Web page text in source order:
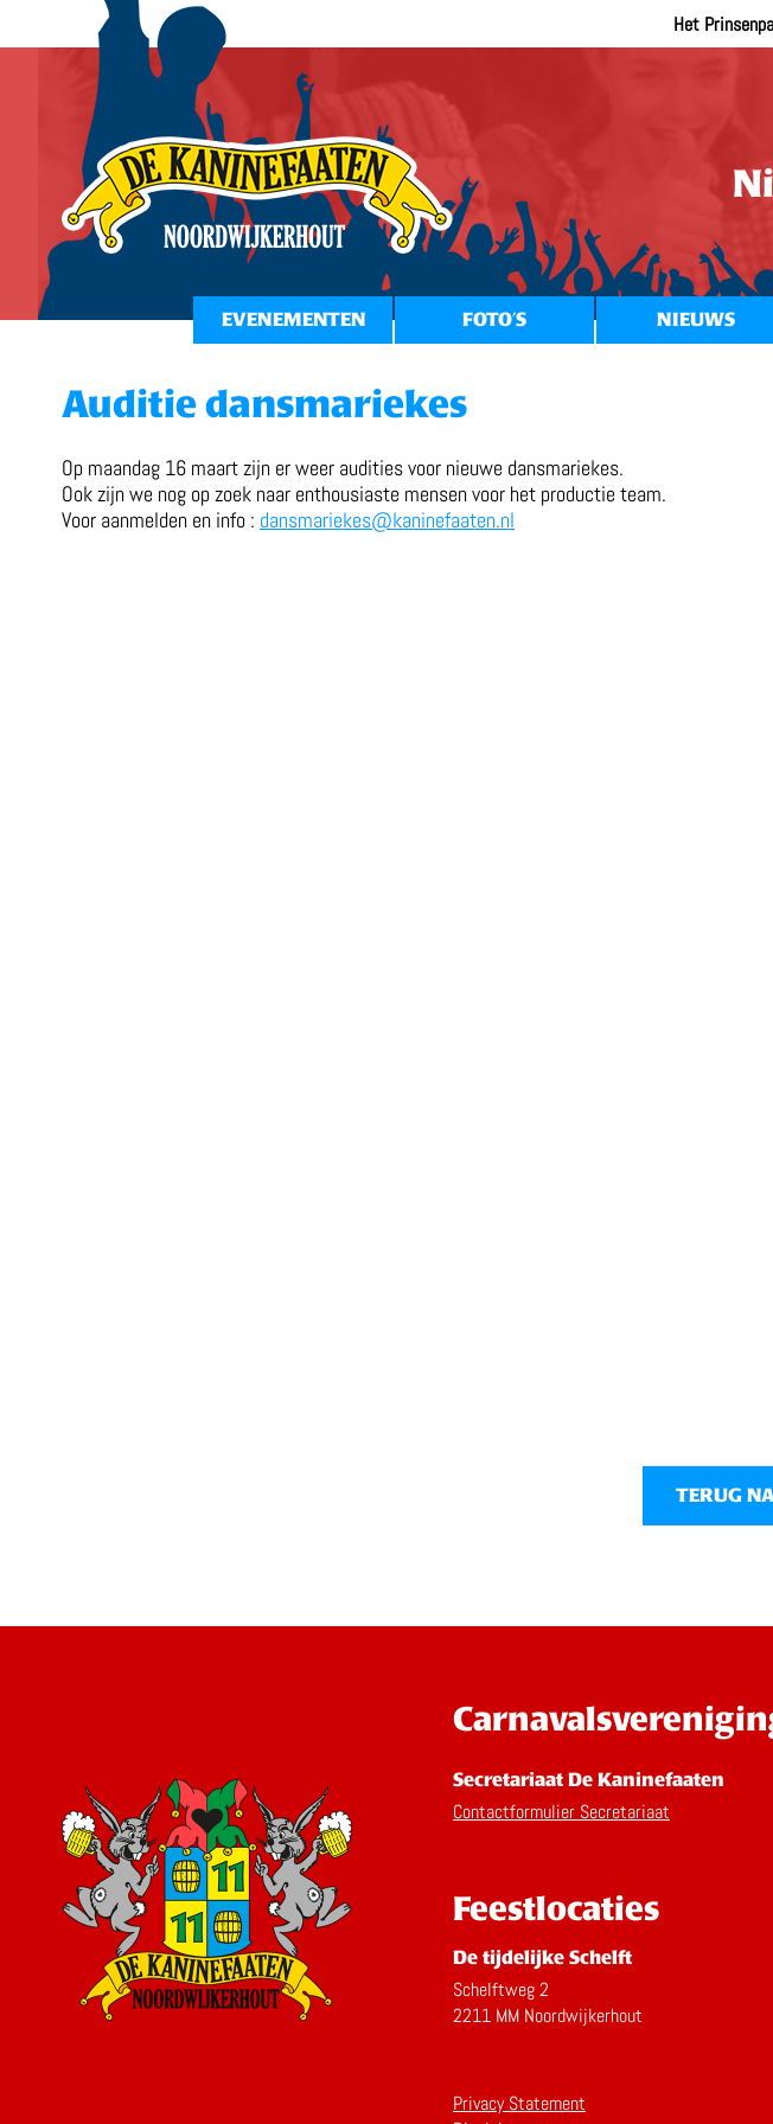
Het
EVENEMENTEN FOTO’S NIEUWS
Auditie dansmariekes
Op maandag 16 maart zijn er weer audities voor nieuwe dansmariekes.
Ook zijn we nog op zoek naar enthousiaste mensen voor het productie team.
Voor aanmelden en info : dansmariekes@kaninefaaten.nl
TERUG
Secretariaat De Kaninefaaten
Contactformulier Secretariaat
Feestlocaties
De tijdelijke Schelft
Schelftweg 2
2211 MM Noordwijkerhout
Privacy Statement